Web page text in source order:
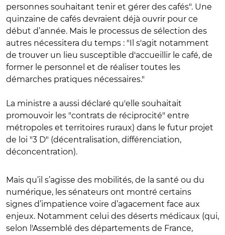
personnes souhaitant tenir et gérer des cafés". Une
quinzaine de cafés devraient déjà ouvrir pour ce
début d’année. Mais le processus de sélection des
autres nécessitera du temps : "Il s'agit notamment
de trouver un lieu susceptible d'accueillir le café, de
former le personnel et de réaliser toutes les
démarches pratiques nécessaires."
La ministre a aussi déclaré qu'elle souhaitait
promouvoir les "contrats de réciprocité" entre
métropoles et territoires ruraux) dans le futur projet
de loi "3 D" (décentralisation, différenciation,
déconcentration).
Mais qu’il s’agisse des mobilités, de la santé ou du
numérique, les sénateurs ont montré certains
signes d’impatience voire d’agacement face aux
enjeux. Notamment celui des déserts médicaux (qui,
selon l'Assemblé des départements de France,